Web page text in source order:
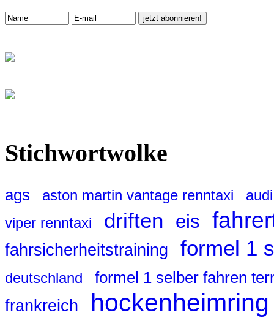
Stichwortwolke
ags aston martin vantage renntaxi
viper renntaxi
driften eis
fahrsicherheitstraining formel 1
deutschland formel 1 selber fahren
frankreich hockenheimring